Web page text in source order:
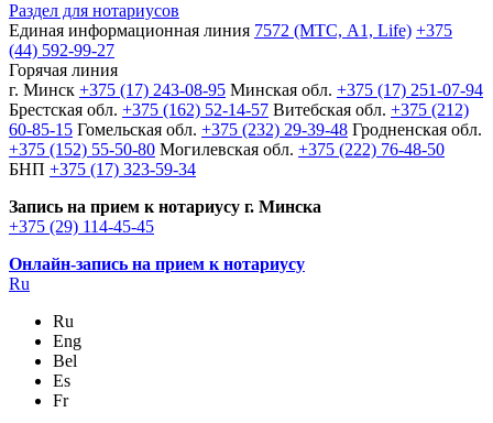
Раздел для нотариусов
Единая информационная линия 7572 (МТС, A1, Life) +375
(44) 592-99-27
Горячая линия
г. Минск +375 (17) 243-08-95 Минская обл. +375 (17) 251-07-94
Брестская обл. +375 (162) 52-14-57 Витебская обл. +375 (212)
60-85-15 Гомельская обл. +375 (232) 29-39-48 Гродненская обл.
+375 (152) 55-50-80 Могилевская обл. +375 (222) 76-48-50
БНП +375 (17) 323-59-34
Запись на прием к нотариусу г. Минска
+375 (29) 114-45-45
Онлайн-запись на прием к нотариусу
Ru
Ru
Eng
Bel
Es
Fr